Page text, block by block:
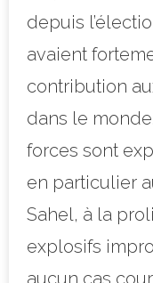
depuis
avaient
contribution
dans le
forces sont
en particulier
Sahel, à la
explosifs
aucun cas